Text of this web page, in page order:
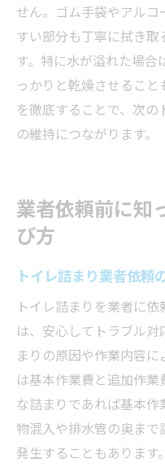
せん。ゴム手袋やアル
すい部分も丁寧に拭き取
す。特に水が溢れた場
っかりと乾燥させるこ
を徹底することで、次
の維持につながります。
業者依頼前に知
び方
トイレ詰まり業者依頼
トイレ詰まりを業者に
は、安心してトラブル
まりの原因や作業内容
は基本作業費と追加作
な詰まりであれば基本
物混入や排水管の奥ま
発生することもあります